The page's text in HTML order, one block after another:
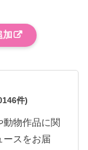
加
件)
動物作品に関
ースをお届